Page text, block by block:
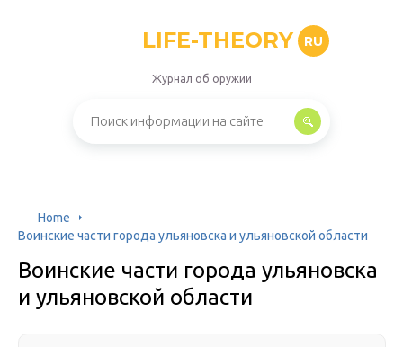
LIFE-THEORY RU
Журнал об оружии
Home
Воинские части города ульяновска и ульяновской области
Воинские части города ульяновска
и ульяновской области